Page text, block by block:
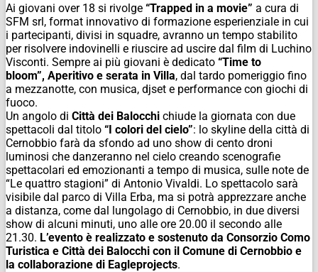
Ai giovani over 18 si rivolge “Trapped in a movie” a cura di
SFM srl, format innovativo di formazione esperienziale in cui
i partecipanti, divisi in squadre, avranno un tempo stabilito
per risolvere indovinelli e riuscire ad uscire dal film di Luchino
Visconti. Sempre ai più giovani è dedicato “Time to
bloom”, Aperitivo e serata in Villa, dal tardo pomeriggio fino
a mezzanotte, con musica, djset e performance con giochi di
fuoco.
Un angolo di Città dei Balocchi chiude la giornata con due
spettacoli dal titolo “I colori del cielo”: lo skyline della città di
Cernobbio farà da sfondo ad uno show di cento droni
luminosi che danzeranno nel cielo creando scenografie
spettacolari ed emozionanti a tempo di musica, sulle note de
“Le quattro stagioni” di Antonio Vivaldi. Lo spettacolo sarà
visibile dal parco di Villa Erba, ma si potrà apprezzare anche
a distanza, come dal lungolago di Cernobbio, in due diversi
show di alcuni minuti, uno alle ore 20.00 il secondo alle
21.30. L’evento è realizzato e sostenuto da Consorzio Como
Turistica e Città dei Balocchi con il Comune di Cernobbio e
la collaborazione di Eagleprojects.